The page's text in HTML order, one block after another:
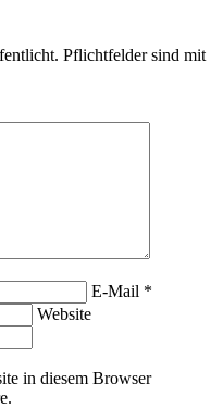
Pflichtfelder sind mit
E-Mail *
Website
in diesem Browser